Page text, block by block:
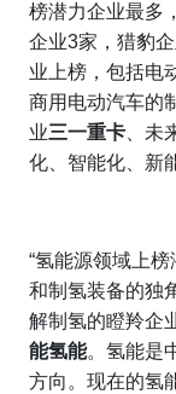
榜潜力企业最多
企业3家，猎豹
业上榜，包括电
商用电动汽车的
业三一重卡 、未
化、智能化、新
“氢能源领域上
和制氢装备的独
解制氢的瞪羚企
能氢能。氢能是
方向。现在的氢